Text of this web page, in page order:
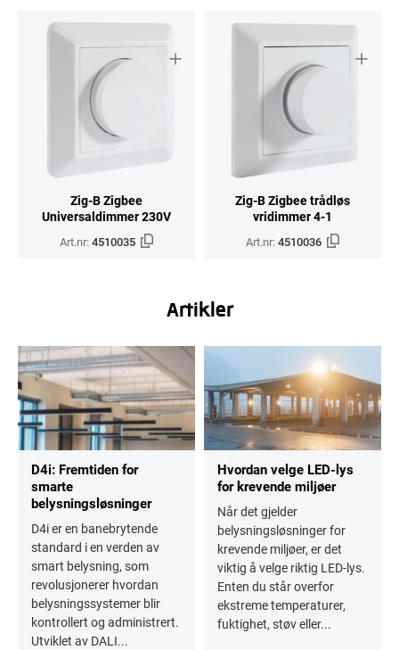
Zig-B Zigbee
Universaldimmer 230V
Art.nr:4510035
Zig-B Zigbee trådløs
vridimmer 4-1
Art.nr:4510036
Artikler
D4i: Fremtiden for
smarte
belysningsløsninger
D4i er en banebrytende
standard i en verden av
smart belysning, som
revolusjonerer hvordan
belysningssystemer blir
kontrollert og administrert.
Utviklet av DALI...
Hvordan velge LED-lys
for krevende miljøer
Når det gjelder
belysningsløsninger for
krevende miljøer, er det
viktig å velge riktig LED-lys.
Enten du står overfor
ekstreme temperaturer,
fuktighet, støv eller...